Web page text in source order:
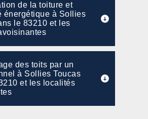
de la toiture et
énergétique à Sollies
le 83210 et les
des toits par un
à Sollies Toucas
et les localités